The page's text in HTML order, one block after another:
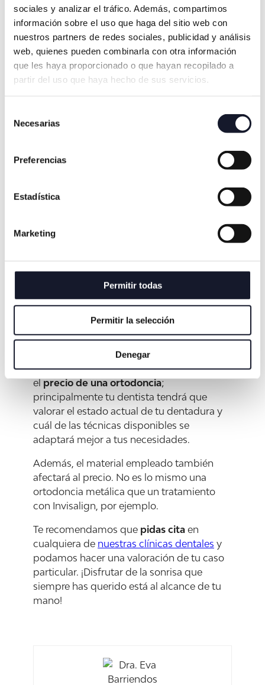
sociales y analizar el tráfico. Además, compartimos
información sobre el uso que haga del sitio web con
nuestros partners de redes sociales, publicidad y análisis
web, quienes pueden combinarla con otra información
que les haya proporcionado o que hayan recopilado a
partir del uso que haya hecho de sus servicios.
Necesarias
Preferencias
Estadística
Marketing
Permitir todas
Permitir la selección
Denegar
Aunque de forma general hemos dicho
que la ortodoncia sirve para corregir la
alineación de los dientes, en realidad ayuda
a corregir diferentes situaciones.
Dependiendo de tu caso particular, tu
dentista te recomendará el tipo de
situación
puedes solucionar con la ortodoncia son la
retrognatismo o
tendrás una atención personalizada! Así
valorar cuál es la mejor solución en tu
¿Cuánto cuesta una
ortodoncia?
Hay muchos factores que pueden influir en
elprecio de una ortodoncia;
principalmente tu dentista tendrá que
valorar el estado actual de tu dentadura y
cuál de las técnicas disponibles se
adaptará mejor a tus necesidades.
Además, el material empleado también
afectará al precio. No es lo mismo una
ortodoncia metálica que un tratamiento
con Invisalign, por ejemplo.
Te recomendamos que pidas cita en
cualquiera de nuestras clínicas dentales y
podamos hacer una valoración de tu caso
particular. ¡Disfrutar de la sonrisa que
siempre has querido está al alcance de tu
mano!